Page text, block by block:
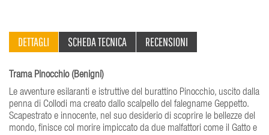
DETTAGLI SCHEDA TECNICA RECENSIONI
Trama Pinocchio (Benigni)
Le avventure esilaranti e istruttive del burattino Pinocchio, uscito dalla
penna di Collodi ma creato dallo scalpello del falegname Geppetto.
Scapestrato e innocente, nel suo desiderio di scoprire le bellezze del
mondo, finisce col morire impiccato da due malfattori come il Gatto e